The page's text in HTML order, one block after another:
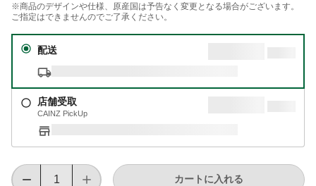
※商品のデザインや仕様、原産国は予告なく変更となる場合がございます。
ご指定はできませんのでご了承ください。
配送
店舗受取
CAINZ PickUp
カートに入れる